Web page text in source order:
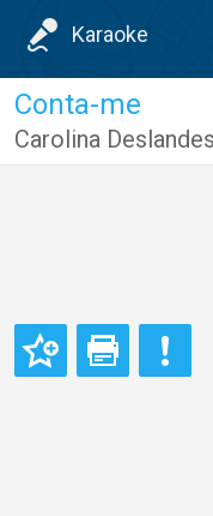
Karaoke
Conta-me
Carolina Deslandes